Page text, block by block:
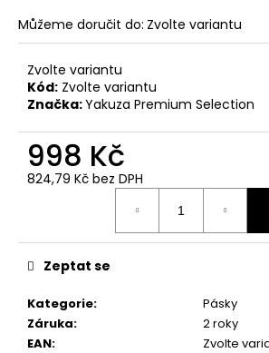
Můžeme doručit do: Zvolte variantu
Zvolte variantu
Kód: Zvolte variantu
Značka:Yakuza Premium Selection
998 Kč
824,79 Kč bez DPH
Kategorie:
Pásky
Záruka:
2 roky
EAN:
Zvolte
Zeptat se
PÁNSKÉ
TEPLÁKY
YAKUZA
YPJO
4029